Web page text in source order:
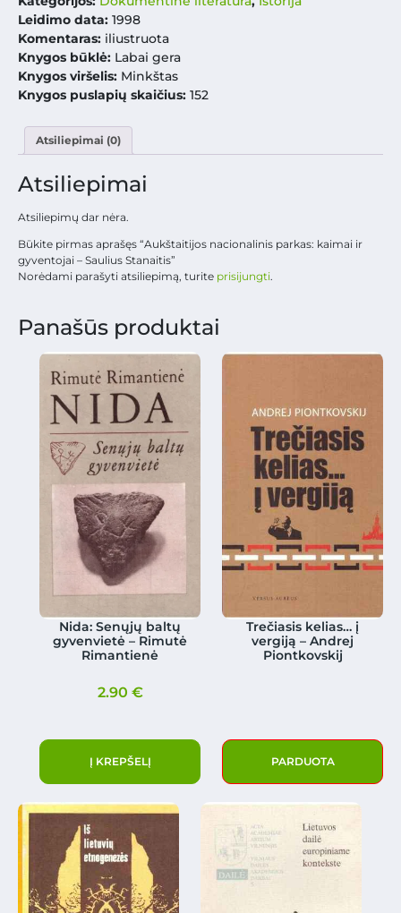
Leidimo data: 1998
Komentaras: iliustruota
Knygos būklė: Labai gera
Knygos viršelis: Minkštas
Knygos puslapių skaičius: 152
Atsiliepimai (0)
Atsiliepimai
Atsiliepimų dar nėra.
Būkite pirmas aprašęs “Aukštaitijos nacionalinis parkas: kaimai ir
gyventojai – Saulius Stanaitis”
Norėdami parašyti atsiliepimą, turite prisijungti.
Panašūs produktai
Nida: Senųjų baltų
gyvenvietė – Rimutė
Rimantienė
2.90 €
Į KREPŠELĮ
Trečiasis kelias… į
vergiją – Andrej
Piontkovskij
PARDUOTA